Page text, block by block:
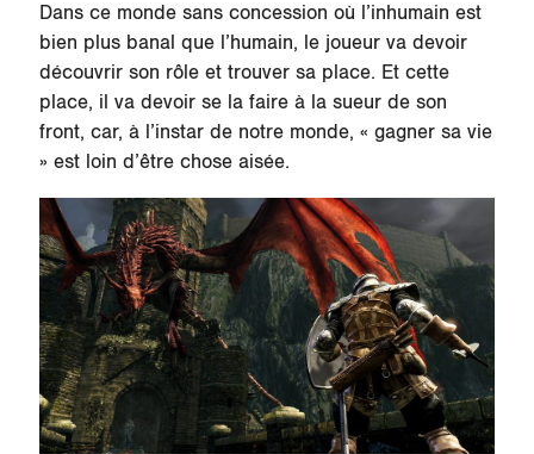
Dans ce monde sans concession où l’inhumain est
bien plus banal que l’humain, le joueur va devoir
découvrir son rôle et trouver sa place. Et cette
place, il va devoir se la faire à la sueur de son
front, car, à l’instar de notre monde, « gagner sa vie
» est loin d’être chose aisée.